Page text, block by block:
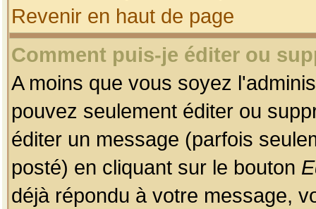
Revenir en haut de page
Comment puis-je éditer ou
A moins que vous soyez
pouvez seulement éditer ou
éditer un message (parfois
posté) en cliquant sur le bouton
déjà répondu à votre message,